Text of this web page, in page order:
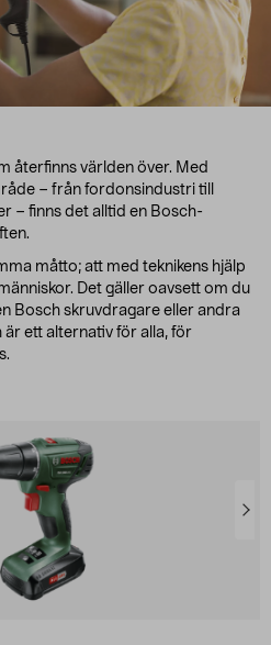
återfinns världen över. Med
– från fordonsindustri till
– finns det alltid en Bosch-
måtto; att med teknikens hjälp
Det gäller oavsett om du
Bosch skruvdragare eller andra
ett alternativ för alla, för